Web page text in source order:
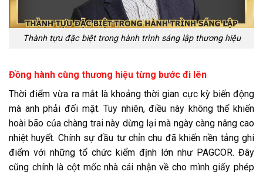
Thành tựu đặc biệt trong hành trình sáng lập thương hiệu
Đồng hành cùng thương hiệu từng bước đi lên
Thời điểm vừa ra mắt là khoảng thời gian cực kỳ biến động
mà anh phải đối mặt. Tuy nhiên, điều này không thể khiến
hoài bão của chàng trai này dừng lại mà ngày càng nâng cao
nhiệt huyết. Chính sự đầu tư chỉn chu đã khiến nền tảng ghi
điểm với những tổ chức kiểm định lớn như PAGCOR. Đây
cũng chính là cột mốc nhà cái nhận về cho mình giấy phép